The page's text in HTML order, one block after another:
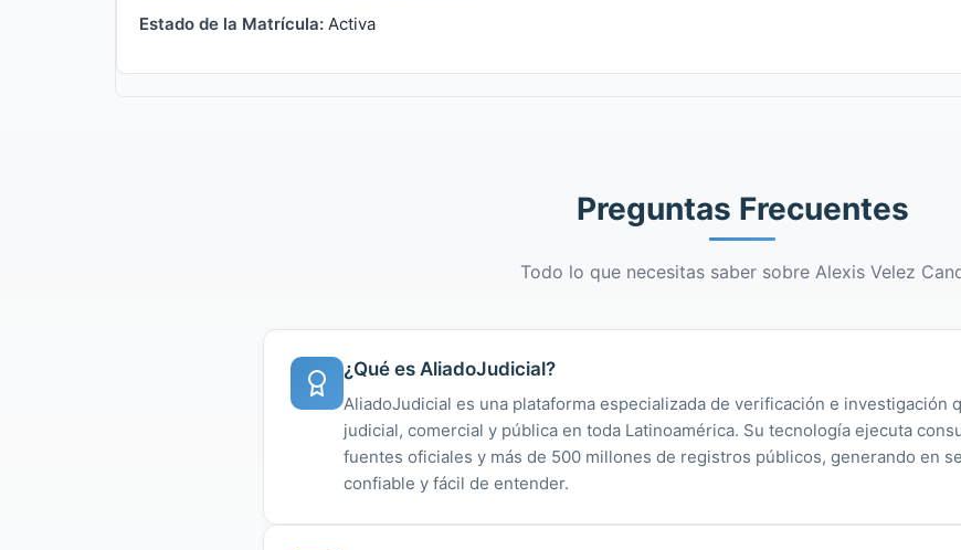
Estado de la Matrícula: Activa
Preguntas Frecuentes
Todo lo que necesitas saber sobre Alexis Velez
¿Qué es AliadoJudicial?
AliadoJudicial es una plataforma especializada de verificación e investigación
judicial, comercial y pública en toda Latinoamérica. Su tecnología ejecuta
fuentes oficiales y más de 500 millones de registros públicos, generando en
confiable y fácil de entender.